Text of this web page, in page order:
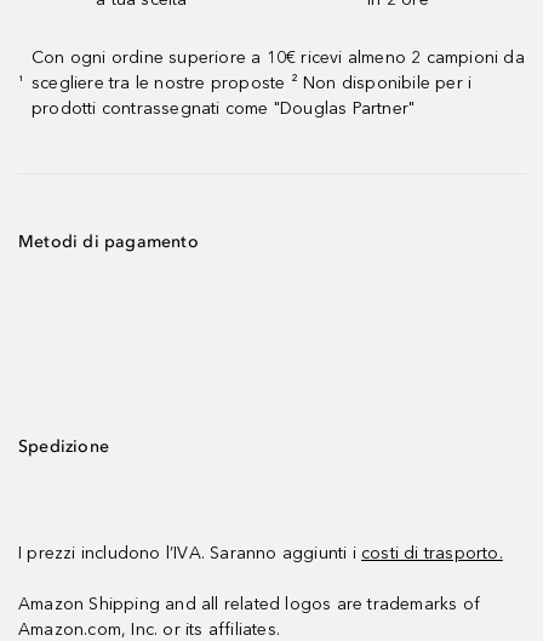
¹
Con ogni ordine superiore a 10€ ricevi almeno 2 campioni da
scegliere tra le nostre proposte ² Non disponibile per i
prodotti contrassegnati come "Douglas Partner"
Metodi di pagamento
Spedizione
I prezzi includono l’IVA. Saranno aggiunti i costi di trasporto.
Amazon Shipping and all related logos are trademarks of
Amazon.com, Inc. or its affiliates.